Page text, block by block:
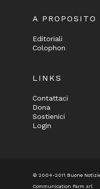
A PROPOSITO
Editoriali
Colophon
LINKS
Contattaci
Dona
Sostienici
Login
© 2004-2011 Buone
Communication Farm srl